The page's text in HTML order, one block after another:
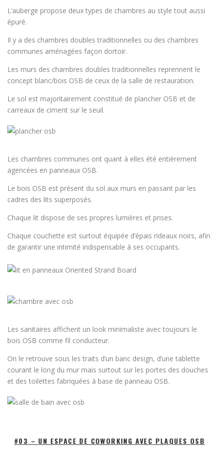
L’auberge propose deux types de chambres au style tout aussi
épuré.
Il y a des chambres doubles traditionnelles ou des chambres
communes aménagées façon dortoir.
Les murs des chambres doubles traditionnelles reprennent le
concept blanc/bois OSB de ceux de la salle de restauration.
Le sol est majoritairement constitué de plancher OSB et de
carreaux de ciment sur le seuil.
Les chambres communes ont quant à elles été entièrement
agencées en panneaux OSB.
Le bois OSB est présent du sol aux murs en passant par les
cadres des lits superposés.
Chaque lit dispose de ses propres lumières et prises.
Chaque couchette est surtout équipée d’épais rideaux noirs, afin
de garantir une intimité indispensable à ses occupants.
Les sanitaires affichent un look minimaliste avec toujours le
bois OSB comme fil conducteur.
On le retrouve sous les traits d’un banc design, d’une tablette
courant le long du mur mais surtout sur les portes des douches
et des toilettes fabriquées à base de panneau OSB.
#03 – UN ESPACE DE COWORKING AVEC PLAQUES OSB